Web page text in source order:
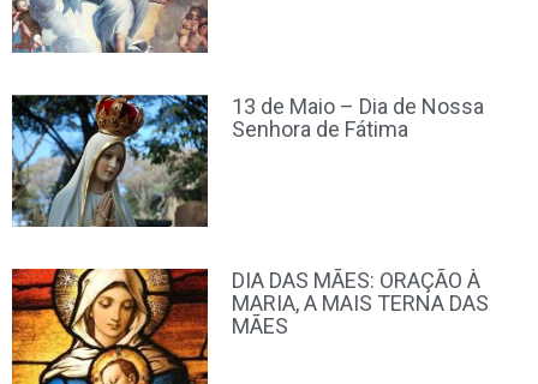
13 de Maio – Dia de Nossa
Senhora de Fátima
DIA DAS MÃES: ORAÇÃO À
MARIA, A MAIS TERNA DAS
MÃES